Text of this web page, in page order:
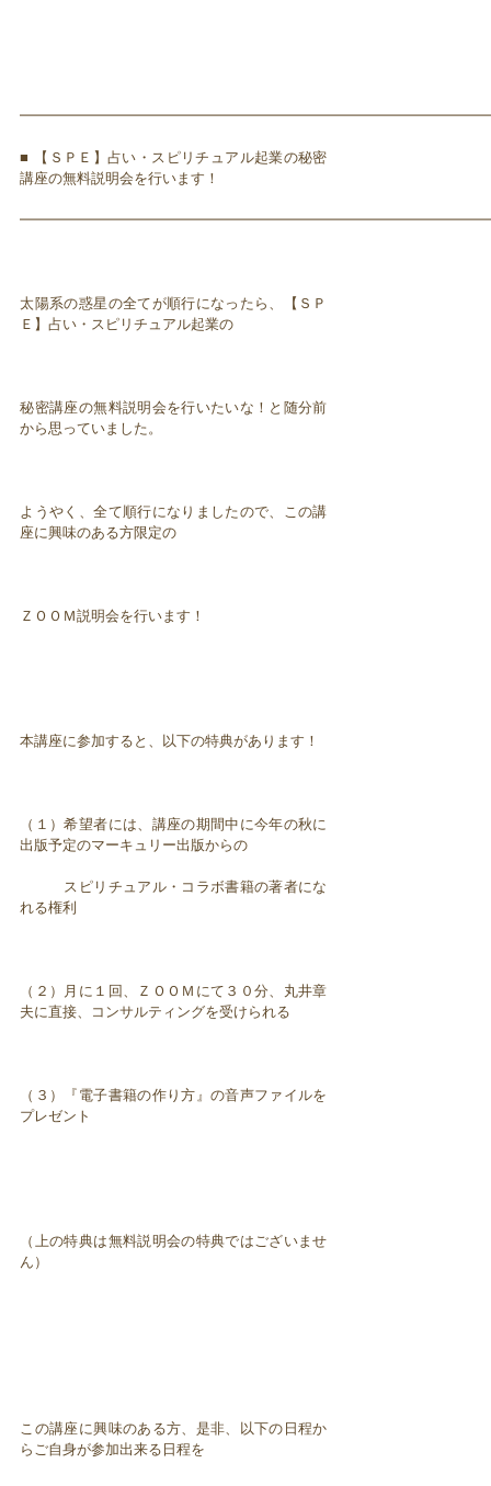
■ 【ＳＰＥ】占い・スピリチュアル起業の秘密
講座の無料説明会を行います！
太陽系の惑星の全てが順行になったら、【ＳＰ
Ｅ】占い・スピリチュアル起業の
秘密講座の無料説明会を行いたいな！と随分前
から思っていました。
ようやく、全て順行になりましたので、この講
座に興味のある方限定の
ＺＯＯＭ説明会を行います！
本講座に参加すると、以下の特典があります！
（１）希望者には、講座の期間中に今年の秋に
出版予定のマーキュリー出版からの
スピリチュアル・コラボ書籍の著者にな
れる権利
（２）月に１回、ＺＯＯＭにて３０分、丸井章
夫に直接、コンサルティングを受けられる
（３）『電子書籍の作り方』の音声ファイルを
プレゼント
（上の特典は無料説明会の特典ではございませ
ん）
この講座に興味のある方、是非、以下の日程か
らご自身が参加出来る日程を